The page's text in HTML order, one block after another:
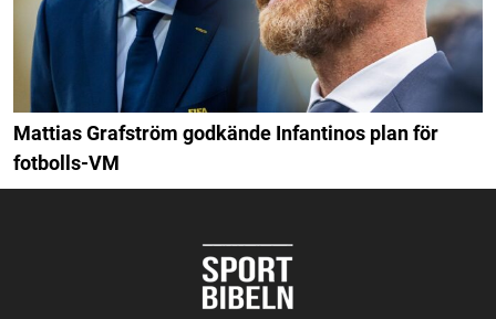
Mattias Grafström godkände Infantinos plan för
fotbolls-VM